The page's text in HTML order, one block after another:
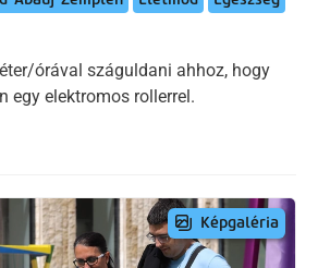
órával száguldani ahhoz, hogy
egy elektromos rollerrel.
Képgaléria